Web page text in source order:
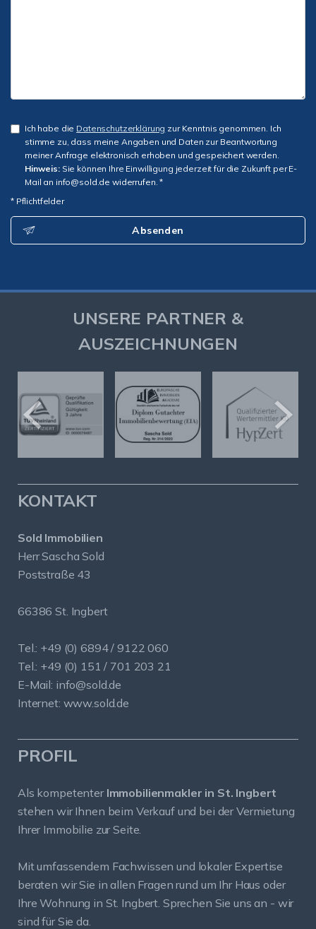
Ich habe die Datenschutzerklärung zur Kenntnis genommen. Ich
stimme zu, dass meine Angaben und Daten zur Beantwortung
meiner Anfrage elektronisch erhoben und gespeichert werden.
Hinweis:Sie können Ihre Einwilligung jederzeit für die Zukunft per E-
Mail an info@sold.de widerrufen. *
* Pflichtfelder
Absenden
UNSERE PARTNER &
AUSZEICHNUNGEN
KONTAKT
Sold Immobilien
Herr Sascha Sold
Poststraße 43
66386 St. Ingbert
Tel.: +49 (0) 6894 / 9122 060
Tel.: +49 (0) 151 / 701 203 21
E-Mail: info@sold.de
Internet: www.sold.de
PROFIL
Als kompetenter Immobilienmakler in St. Ingbert
stehen wir Ihnen beim Verkauf und bei der Vermietung
Ihrer Immobilie zur Seite.
Mit umfassendem Fachwissen und lokaler Expertise
beraten wir Sie in allen Fragen rund um Ihr Haus oder
Ihre Wohnung in St. Ingbert. Sprechen Sie uns an - wir
sind für Sie da.